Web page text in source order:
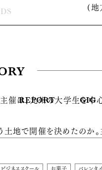
REPORT GIG
(地
催は、九州の大学生を中
土地で開催を決めたのか